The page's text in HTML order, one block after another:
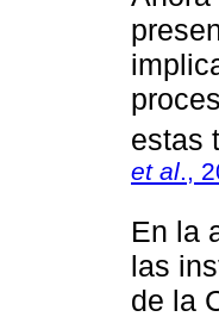
estas
et al.,
En la
las
de la